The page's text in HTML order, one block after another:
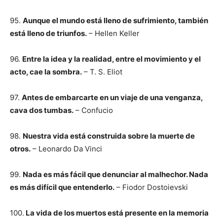
95. Aunque el mundo está lleno de sufrimiento, también
está lleno de triunfos. – Hellen Keller
96. Entre la idea y la realidad, entre el movimiento y el
acto, cae la sombra. – T. S. Eliot
97. Antes de embarcarte en un viaje de una venganza,
cava dos tumbas. – Confucio
98. Nuestra vida está construida sobre la muerte de
otros. – Leonardo Da Vinci
99. Nada es más fácil que denunciar al malhechor. Nada
es más difícil que entenderlo. – Fiodor Dostoievski
100. La vida de los muertos está presente en la memoria